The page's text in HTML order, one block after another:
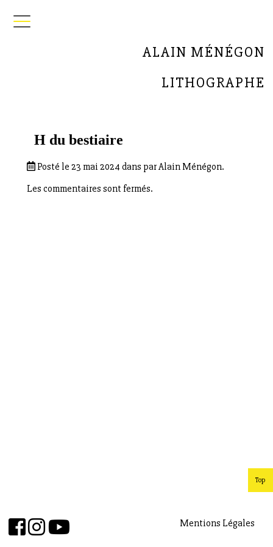
ALAIN MÉNÉGON
LITHOGRAPHE
H du bestiaire
Posté le 23 mai 2024 dans par Alain Ménégon.
Les commentaires sont fermés.
Mentions Légales
Top